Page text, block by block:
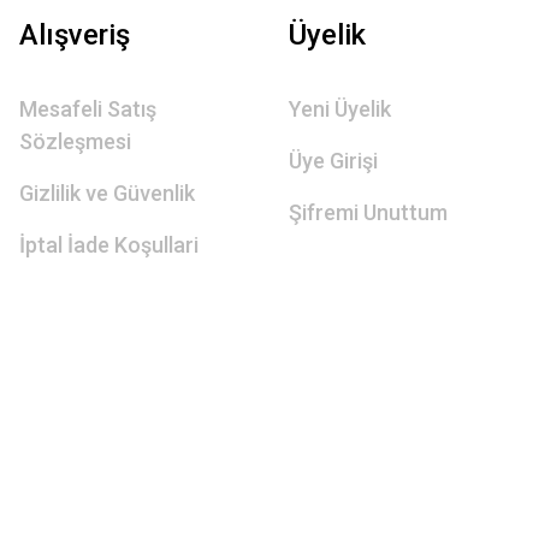
Alışveriş
Mesafeli Satış
Sözleşmesi
Gizlilik ve Güvenlik
İptal İade Koşullari
Üyelik
Yeni Üyelik
Üye Girişi
Şifremi Unuttum